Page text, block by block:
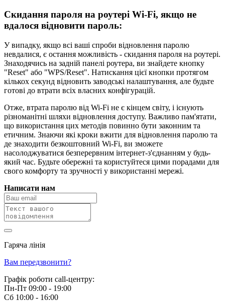
Скидання пароля на роутері Wi-Fi, якщо не
вдалося відновити пароль:
У випадку, якщо всі ваші спроби відновлення паролю
невдалися, є остання можливість - скидання пароля на роутері.
Знаходячись на задній панелі роутера, ви знайдете кнопку
"Reset" або "WPS/Reset". Натискання цієї кнопки протягом
кількох секунд відновить заводські налаштування, але будьте
готові до втрати всіх власних конфігурацій.
Отже, втрата паролю від Wi-Fi не є кінцем світу, і існують
різноманітні шляхи відновлення доступу. Важливо пам'ятати,
що використання цих методів повинно бути законним та
етичним. Знаючи які кроки вжити для відновлення паролю та
де знаходити безкоштовний Wi-Fi, ви зможете
насолоджуватися безперервним інтернет-з'єднанням у будь-
який час. Будьте обережні та користуйтеся цими порадами для
свого комфорту та зручності у використанні мережі.
Написати нам
Гаряча лінія
Вам передзвонити?
Графік роботи call-центру:
Пн-Пт 09:00 - 19:00
Сб 10:00 - 16:00